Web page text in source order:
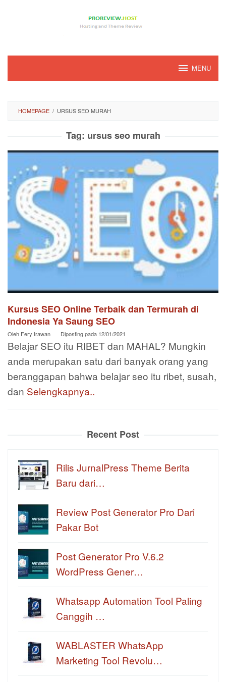
MENU
HOMEPAGE / URSUS SEO MURAH
Tag: ursus seo murah
Kursus SEO Online Terbaik dan Termurah di
Indonesia Ya Saung SEO
Oleh Fery Irawan Diposting pada 12/01/2021
Belajar SEO itu RIBET dan MAHAL? Mungkin
anda merupakan satu dari banyak orang yang
beranggapan bahwa belajar seo itu ribet, susah,
dan Selengkapnya..
Recent Post
Rilis JurnalPress Theme Berita
Baru dari…
Review Post Generator Pro Dari
Pakar Bot
Post Generator Pro V.6.2
WordPress Gener…
Whatsapp Automation Tool Paling
Canggih …
WABLASTER WhatsApp
Marketing Tool Revolu…